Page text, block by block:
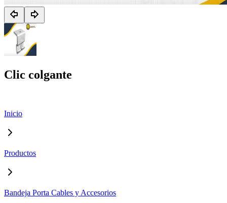
Clic colgante
Inicio
Productos
Bandeja Porta Cables y Accesorios